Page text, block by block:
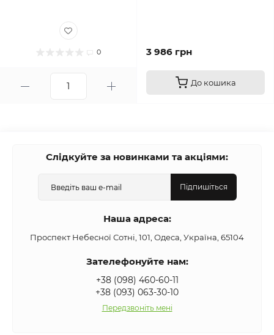
0 3 986 грн
До кошика
Слідкуйте за новинками та акціями:
Підпишіться
Наша адреса:
Проспект Небесної Сотні, 101, Одеса, Україна, 65104
Зателефонуйте нам:
+38 (098) 460-60-11
+38 (093) 063-30-10
Передзвоніть мені